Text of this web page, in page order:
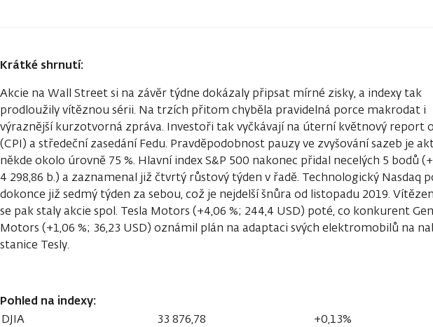
Krátké shrnutí:
Akcie na Wall Street si na závěr týdne dokázaly připsat mírné zisky, a indexy tak
prodloužily vítěznou sérii. Na trzích přitom chyběla pravidelná porce makrodat i
výraznější kurzotvorná zpráva. Investoři tak vyčkávají na úterní květnový report
(CPI) a středeční zasedání Fedu. Pravděpodobnost pauzy ve zvyšování sazeb je
někde okolo úrovně 75 %. Hlavní index S&P 500 nakonec přidal necelých 5 bodů
4 298,86 b.) a zaznamenal již čtvrtý růstový týden v řadě. Technologický Nasdaq
dokonce již sedmý týden za sebou, což je nejdelší šnůra od listopadu 2019.
se pak staly akcie spol. Tesla Motors (+4,06 %; 244,4 USD) poté, co konkurent
Motors (+1,06 %; 36,23 USD) oznámil plán na adaptaci svých elektromobilů na
stanice Tesly.
Pohled na indexy:
DJIA 33 876,78
+0,13%